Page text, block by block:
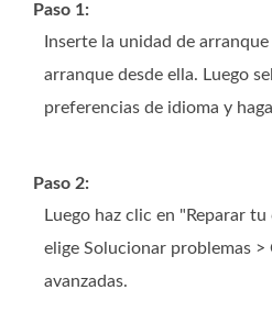
Paso 1:
Inserte la unidad de
arranque desde ella. Luego
preferencias de idioma y
Paso 2:
Luego haz clic en "Reparar
elige Solucionar problemas >
avanzadas.